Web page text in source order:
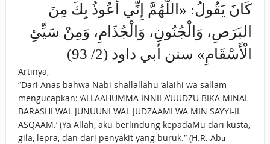
كَانَ يَقُولُ: «اللَّهُمَّ إِنِّي أَعُوذُ بِكَ مِنَ
البَرَصِ، وَالْجُنُونِ، وَالْجُذَامِ، وَمِنْ سَيِّئِ
الْأَسْقَامِ» سنن أبي داود (2/ 93)
Artinya,
“Dari Anas bahwa Nabi shallallahu ‘alaihi wa sallam
mengucapkan: ‘ALLAAHUMMA INNII A’UUDZU BIKA MINAL
BARASHI WAL JUNUUNI WAL JUDZAAMI WA MIN SAYYI-IL
ASQAAM.’ (Ya Allah, aku berlindung kepadaMu dari kusta,
gila, lepra, dan dari penyakit yang buruk.” (H.R. Abū